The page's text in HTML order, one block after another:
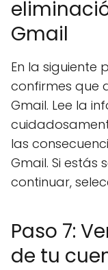
Gmail
En la siguiente
confirmes que
Gmail. Lee la
las
Gmail. Si estás
continuar,
Paso 7:
de tu